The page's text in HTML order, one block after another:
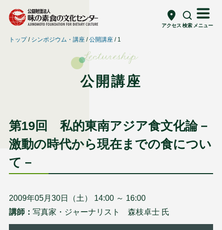
アクセス 検索 メニュー
トップ シンポジウム・講座 公開講座 1
Lectureship
公開講座
第19回 私的東南アジア食文化論－
激動の時代から現在までの食につい
て－
2009年05月30日（土） 14:00 ～ 16:00
講師： 写真家・ジャーナリスト 森枝卓士 氏